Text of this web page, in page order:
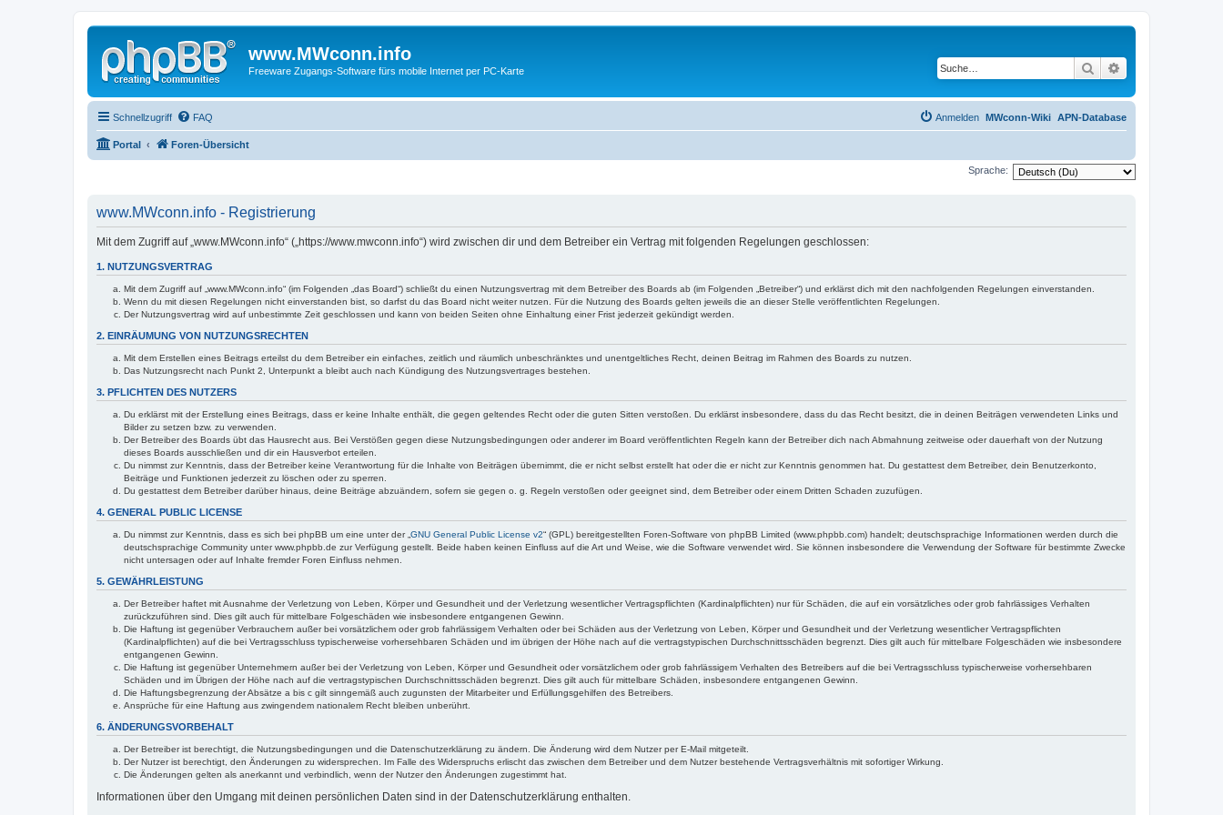
www.MWconn.info
Freeware Zugangs-Software fürs mobile Internet per PC-Karte Suche
Schnellzugriff FAQ APN-Database
MWconn-Wiki
Anmelden
Portal Foren-Übersicht
Sprache:
www.MWconn.info - Registrierung
Mit dem Zugriff auf „www.MWconn.info“ („https://www.mwconn.info“) wird zwischen dir und dem Betreiber ein Vertrag mit folgenden Regelungen geschlossen:
1. NUTZUNGSVERTRAG
Mit dem Zugriff auf „www.MWconn.info“ (im Folgenden „das Board“) schließt du einen Nutzungsvertrag mit dem Betreiber des Boards ab (im Folgenden „Betreiber“) und erklärst dich mit den nachfolgenden Regelungen einverstanden.
Wenn du mit diesen Regelungen nicht einverstanden bist, so darfst du das Board nicht weiter nutzen. Für die Nutzung des Boards gelten jeweils die an dieser Stelle veröffentlichten Regelungen.
Der Nutzungsvertrag wird auf unbestimmte Zeit geschlossen und kann von beiden Seiten ohne Einhaltung einer Frist jederzeit gekündigt werden.
2. EINRÄUMUNG VON NUTZUNGSRECHTEN
Mit dem Erstellen eines Beitrags erteilst du dem Betreiber ein einfaches, zeitlich und räumlich unbeschränktes und unentgeltliches Recht, deinen Beitrag im Rahmen des Boards zu nutzen.
Das Nutzungsrecht nach Punkt 2, Unterpunkt a bleibt auch nach Kündigung des Nutzungsvertrages bestehen.
3. PFLICHTEN DES NUTZERS
Du erklärst mit der Erstellung eines Beitrags, dass er keine Inhalte enthält, die gegen geltendes Recht oder die guten Sitten verstoßen. Du erklärst insbesondere, dass du das Recht besitzt, die in deinen Beiträgen verwendeten Links und
Bilder zu setzen bzw. zu verwenden.
Der Betreiber des Boards übt das Hausrecht aus. Bei Verstößen gegen diese Nutzungsbedingungen oder anderer im Board veröffentlichten Regeln kann der Betreiber dich nach Abmahnung zeitweise oder dauerhaft von der Nutzung
dieses Boards ausschließen und dir ein Hausverbot erteilen.
Du nimmst zur Kenntnis, dass der Betreiber keine Verantwortung für die Inhalte von Beiträgen übernimmt, die er nicht selbst erstellt hat oder die er nicht zur Kenntnis genommen hat. Du gestattest dem Betreiber, dein Benutzerkonto,
Beiträge und Funktionen jederzeit zu löschen oder zu sperren.
Du gestattest dem Betreiber darüber hinaus, deine Beiträge abzuändern, sofern sie gegen o. g. Regeln verstoßen oder geeignet sind, dem Betreiber oder einem Dritten Schaden zuzufügen.
4. GENERAL PUBLIC LICENSE
Du nimmst zur Kenntnis, dass es sich bei phpBB um eine unter der „ GNU General Public License v2“ (GPL) bereitgestellten Foren-Software von phpBB Limited (www.phpbb.com) handelt; deutschsprachige Informationen werden durch die
deutschsprachige Community unter www.phpbb.de zur Verfügung gestellt. Beide haben keinen Einfluss auf die Art und Weise, wie die Software verwendet wird. Sie können insbesondere die Verwendung der Software für bestimmte Zwecke
nicht untersagen oder auf Inhalte fremder Foren Einfluss nehmen.
5. GEWÄHRLEISTUNG
Der Betreiber haftet mit Ausnahme der Verletzung von Leben, Körper und Gesundheit und der Verletzung wesentlicher Vertragspflichten (Kardinalpflichten) nur für Schäden, die auf ein vorsätzliches oder grob fahrlässiges Verhalten
zurückzuführen sind. Dies gilt auch für mittelbare Folgeschäden wie insbesondere entgangenen Gewinn.
Die Haftung ist gegenüber Verbrauchern außer bei vorsätzlichem oder grob fahrlässigem Verhalten oder bei Schäden aus der Verletzung von Leben, Körper und Gesundheit und der Verletzung wesentlicher Vertragspflichten
(Kardinalpflichten) auf die bei Vertragsschluss typischerweise vorhersehbaren Schäden und im übrigen der Höhe nach auf die vertragstypischen Durchschnittsschäden begrenzt. Dies gilt auch für mittelbare Folgeschäden wie insbesondere
entgangenen Gewinn.
Die Haftung ist gegenüber Unternehmern außer bei der Verletzung von Leben, Körper und Gesundheit oder vorsätzlichem oder grob fahrlässigem Verhalten des Betreibers auf die bei Vertragsschluss typischerweise vorhersehbaren
Schäden und im Übrigen der Höhe nach auf die vertragstypischen Durchschnittsschäden begrenzt. Dies gilt auch für mittelbare Schäden, insbesondere entgangenen Gewinn.
Die Haftungsbegrenzung der Absätze a bis c gilt sinngemäß auch zugunsten der Mitarbeiter und Erfüllungsgehilfen des Betreibers.
Ansprüche für eine Haftung aus zwingendem nationalem Recht bleiben unberührt.
6. ÄNDERUNGSVORBEHALT
Der Betreiber ist berechtigt, die Nutzungsbedingungen und die Datenschutzerklärung zu ändern. Die Änderung wird dem Nutzer per E-Mail mitgeteilt.
Der Nutzer ist berechtigt, den Änderungen zu widersprechen. Im Falle des Widerspruchs erlischt das zwischen dem Betreiber und dem Nutzer bestehende Vertragsverhältnis mit sofortiger Wirkung.
Die Änderungen gelten als anerkannt und verbindlich, wenn der Nutzer den Änderungen zugestimmt hat.
Informationen über den Umgang mit deinen persönlichen Daten sind in der Datenschutzerklärung enthalten.